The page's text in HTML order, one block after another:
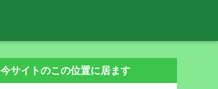
今サイトのこの位置に居ます